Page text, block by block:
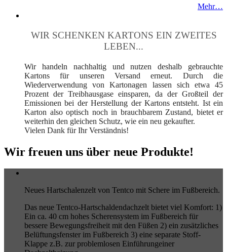
Mehr…
WIR SCHENKEN KARTONS EIN ZWEITES
LEBEN...
Wir handeln nachhaltig und nutzen deshalb gebrauchte
Kartons für unseren Versand erneut. Durch die
Wiederverwendung von Kartonagen lassen sich etwa 45
Prozent der Treibhausgase einsparen, da der Großteil der
Emissionen bei der Herstellung der Kartons entsteht. Ist ein
Karton also optisch noch in brauchbarem Zustand, bietet er
weiterhin den gleichen Schutz, wie ein neu gekaufter.
Vielen Dank für Ihr Verständnis!
Wir freuen uns über neue Produkte!
Neues Hartschalenzelt von Tentco mit Schere im Fußbereich.
Das neue Tentco-Hartschaldendachzelt bietet viel Komfort: 1)
Ein ca. 40 cm hohes Scherensystem im Fußbereich für
bessere Bewegungsfreiheit mit den Füßen 2) ein zusätzliches
Belüftungsfenster im Fußbereich 3) eine separate Stoff-
Klappe z.B. zur problemlosen Einführungeiner